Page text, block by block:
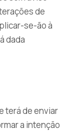
de
se-ão à
dada
terá de enviar
a intenção